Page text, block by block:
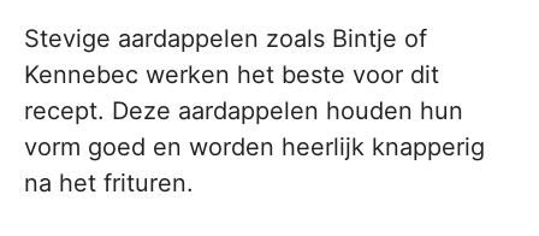
Stevige aardappelen zoals Bintje of
Kennebec werken het beste voor dit
recept. Deze aardappelen houden hun
vorm goed en worden heerlijk knapperig
na het frituren.